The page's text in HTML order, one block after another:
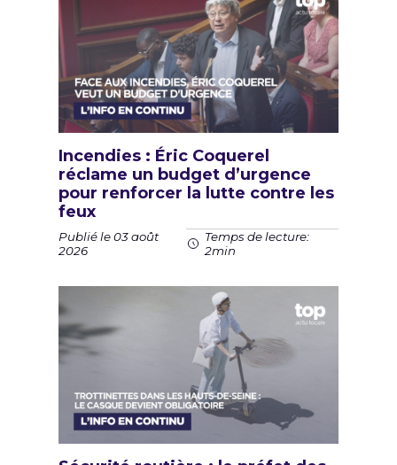
Incendies : Éric Coquerel
réclame un budget d’urgence
pour renforcer la lutte contre les
feux
Publié le 03 août
2026
Temps de lecture:
2min